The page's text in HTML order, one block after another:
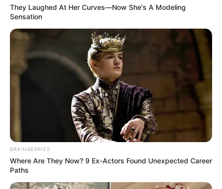
ΤΑΥΤΟΤΗΤΑ ΚΑΙ ΕΠΙΚΟΙΝΩΝΙΑ ΟΡΟΙ ΧΡΗΣΗΣ
They Laughed At Her Curves—Now She's A Modeling
Sensation
BRAINBERRIES
Where Are They Now? 9 Ex-Actors Found Unexpected Career
Paths